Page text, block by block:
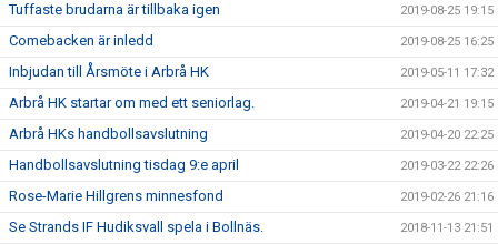
Tuffaste brudarna är tillbaka igen 2019-08-25 19:15
Comebacken är inledd 2019-08-25 16:25
Inbjudan till Årsmöte i Arbrå HK 2019-05-11 17:32
Arbrå HK startar om med ett seniorlag. 2019-04-21 19:15
Arbrå HKs handbollsavslutning 2019-04-20 22:25
Handbollsavslutning tisdag 9:e april 2019-03-22 22:26
Rose-Marie Hillgrens minnesfond 2019-02-26 21:16
Se Strands IF Hudiksvall spela i Bollnäs. 2018-11-13 21:51